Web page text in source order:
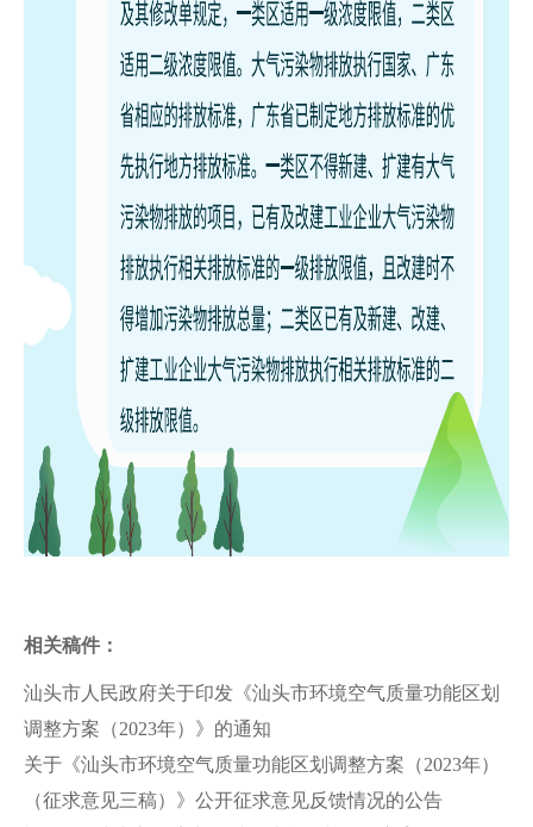
相关稿件：
汕头市人民政府关于印发《汕头市环境空气质量功能区划
调整方案（2023年）》的通知
关于《汕头市环境空气质量功能区划调整方案（2023年）
（征求意见三稿）》公开征求意见反馈情况的公告